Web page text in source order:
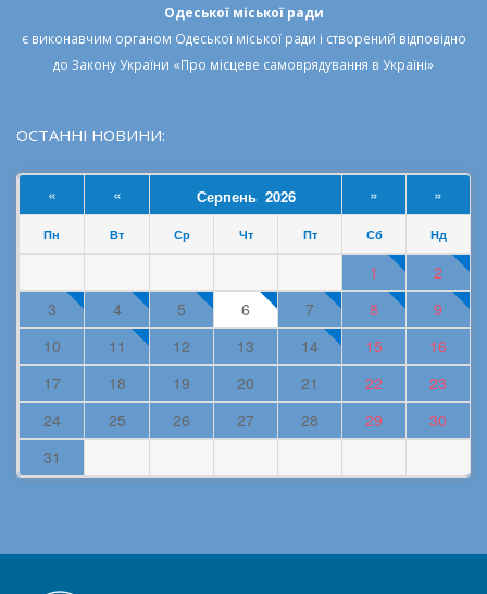
Одеської міської ради
є виконавчим органом Одеської міської ради і створений відповідно
до Закону України «Про місцеве самоврядування в Україні»
ОСТАННІ НОВИНИ:
« « Серпень 2026 » »
Пн Вт Ср Чт Пт Сб Нд
1
2
3
4 5 6 7 8
9
10
11 12 13 14 15
16
17
18 19 20 21 22
23
24
25 26 27 28 29
30
31